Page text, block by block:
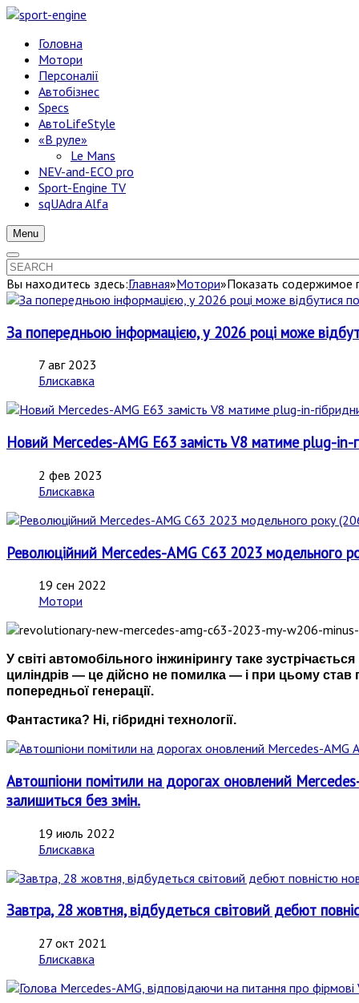
Головна
Мотори
Персоналії
Автобізнес
Specs
АвтоLifeStyle
«В руле»
Le Mans
NEV-and-ECO pro
Sport-Engine TV
sqUAdra Alfa
Menu
Вы находитесь здесь:Главная»Мотори»Показать содержимое
За попередньою інформацією, у 2026 році може
7 авг 2023
Блискавка
Новий Mercedes-AMG E63 замість V8 матиме plug-
2 фев 2023
Блискавка
Революційний Mercedes-AMG C63 2023 модельного
19 сен 2022
Мотори
У світі автомобільного інжинірингу таке
циліндрів — це дійсно не помилка — і при цьому став
попередньої генерації.
Фантастика? Ні, гібридні технології.
Автошпіони помітили на дорогах оновлений
залишиться без змін.
19 июль 2022
Блискавка
Завтра, 28 жовтня, відбудеться світовий дебют
27 окт 2021
Блискавка